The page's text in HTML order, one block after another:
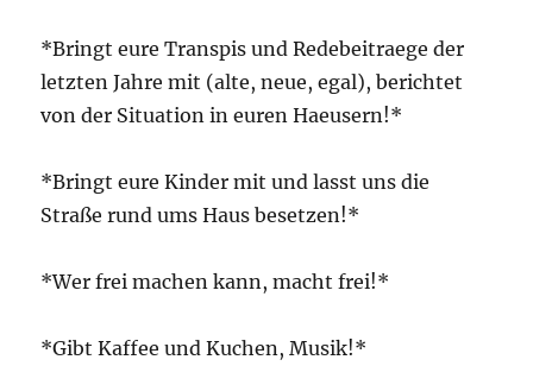
*Bringt eure Transpis und Redebeitraege der
letzten Jahre mit (alte, neue, egal), berichtet
von der Situation in euren Haeusern!*
*Bringt eure Kinder mit und lasst uns die
Straße rund ums Haus besetzen!*
*Wer frei machen kann, macht frei!*
*Gibt Kaffee und Kuchen, Musik!*